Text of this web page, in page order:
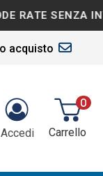
CON
acquisto
Accedi
0
Carrello